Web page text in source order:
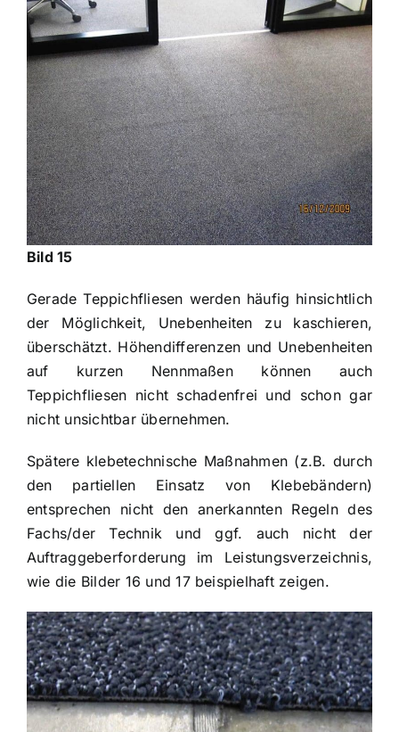
Bild 15
Gerade Teppichfliesen werden häufig hinsichtlich
der Möglichkeit, Unebenheiten zu kaschieren,
überschätzt. Höhendifferenzen und Unebenheiten
auf kurzen Nennmaßen können auch
Teppichfliesen nicht schadenfrei und schon gar
nicht unsichtbar übernehmen.
Spätere klebetechnische Maßnahmen (z.B. durch
den partiellen Einsatz von Klebebändern)
entsprechen nicht den anerkannten Regeln des
Fachs/der Technik und ggf. auch nicht der
Auftraggeberforderung im Leistungsverzeichnis,
wie die Bilder 16 und 17 beispielhaft zeigen.